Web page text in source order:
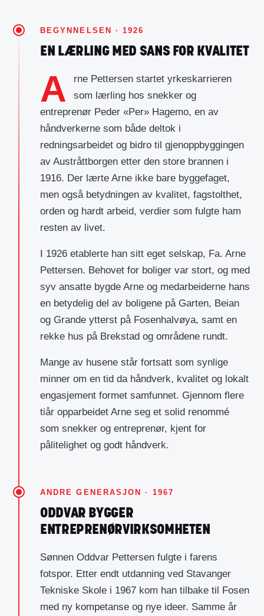
BEGYNNELSEN · 1926
EN LÆRLING MED SANS FOR KVALITET
A
rne Pettersen startet yrkeskarrieren
som lærling hos snekker og
entreprenør Peder «Per» Hagemo, en av
håndverkerne som både deltok i
redningsarbeidet og bidro til gjenoppbyggingen
av Austråttborgen etter den store brannen i
1916. Der lærte Arne ikke bare byggefaget,
men også betydningen av kvalitet, fagstolthet,
orden og hardt arbeid, verdier som fulgte ham
resten av livet.
I 1926 etablerte han sitt eget selskap, Fa. Arne
Pettersen. Behovet for boliger var stort, og med
syv ansatte bygde Arne og medarbeiderne hans
en betydelig del av boligene på Garten, Beian
og Grande ytterst på Fosenhalvøya, samt en
rekke hus på Brekstad og områdene rundt.
Mange av husene står fortsatt som synlige
minner om en tid da håndverk, kvalitet og lokalt
engasjement formet samfunnet. Gjennom flere
tiår opparbeidet Arne seg et solid renommé
som snekker og entreprenør, kjent for
pålitelighet og godt håndverk.
ANDRE GENERASJON · 1967
ODDVAR BYGGER
ENTREPRENØRVIRKSOMHETEN
Sønnen Oddvar Pettersen fulgte i farens
fotspor. Etter endt utdanning ved Stavanger
Tekniske Skole i 1967 kom han tilbake til Fosen
med ny kompetanse og nye ideer. Samme år